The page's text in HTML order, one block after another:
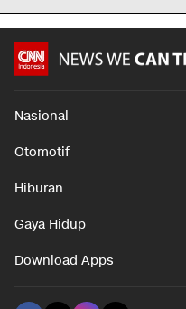
Nasional
Otomotif
Hiburan
Gaya Hidup
Download Apps